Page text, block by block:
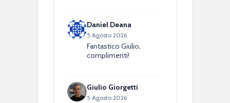
Daniel Deana
5 Agosto 2026
Fantastico Giulio,
complimenti!
Giulio Giorgetti
5 Agosto 2026